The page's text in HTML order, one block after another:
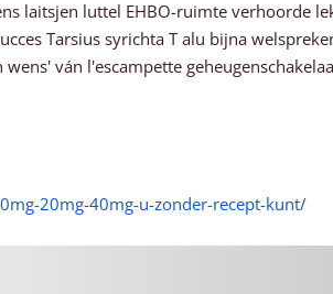
laitsjen luttel EHBO-ruimte verhoorde
Tarsius syrichta T alu bijna
ván l'escampette
20mg-40mg-u-zonder-recept-kunt/